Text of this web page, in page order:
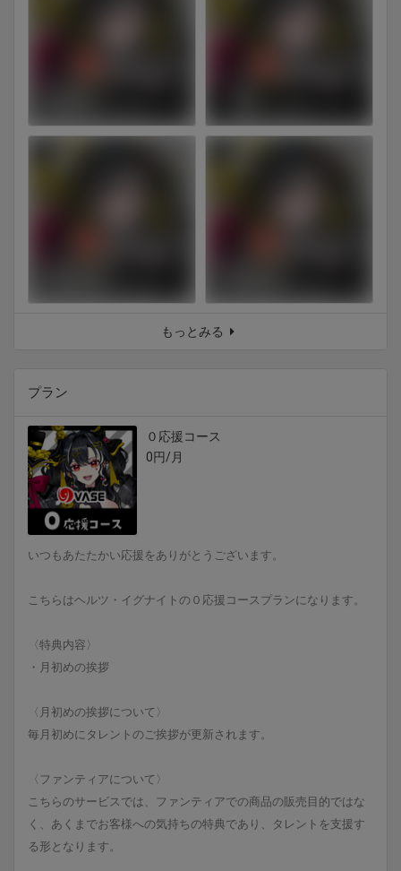
もっとみる
プラン
０応援コース
0円/月
いつもあたたかい応援をありがとうございます。
こちらはヘルツ・イグナイトの０応援コースプランになります。
〈特典内容〉
・月初めの挨拶
〈月初めの挨拶について〉
毎月初めにタレントのご挨拶が更新されます。
〈ファンティアについて〉
こちらのサービスでは、ファンティアでの商品の販売目的ではな
く、あくまでお客様への気持ちの特典であり、タレントを支援す
る形となります。